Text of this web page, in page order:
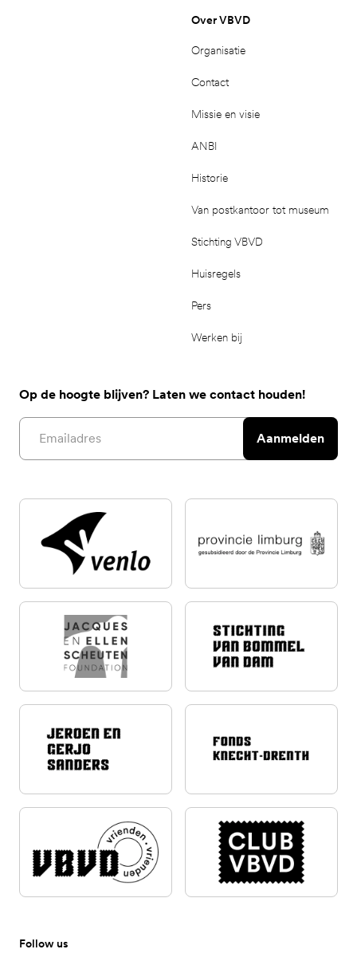
Over VBVD
Organisatie
Contact
Missie en visie
ANBI
Historie
Van postkantoor tot museum
Stichting VBVD
Huisregels
Pers
Werken bij
Op de hoogte blijven? Laten we contact houden!
Email address
Aanmelden
Follow us